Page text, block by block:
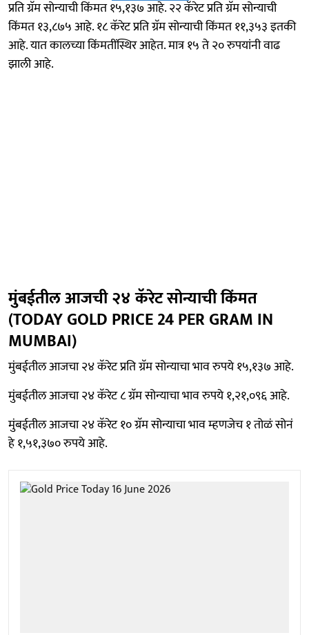
प्रति ग्रॅम सोन्याची किंमत १५,१३७ आहे. २२ कॅरेट प्रति ग्रॅम सोन्याची
किंमत १३,८७५ आहे. १८ कॅरेट प्रति ग्रॅम सोन्याची किंमत ११,३५३ इतकी
आहे. यात कालच्या किंमतींस्थिर आहेत. मात्र १५ ते २० रुपयांनी वाढ
झाली आहे.
मुंबईतील आजची २४ कॅरेट सोन्याची किंमत
(TODAY GOLD PRICE 24 PER GRAM IN
MUMBAI)
मुंबईतील आजचा २४ कॅरेट प्रति ग्रॅम सोन्याचा भाव रुपये १५,१३७ आहे.
मुंबईतील आजचा २४ कॅरेट ८ ग्रॅम सोन्याचा भाव रुपये १,२१,०९६ आहे.
मुंबईतील आजचा २४ कॅरेट १० ग्रॅम सोन्याचा भाव म्हणजेच १ तोळं सोनं
हे १,५१,३७० रुपये आहे.